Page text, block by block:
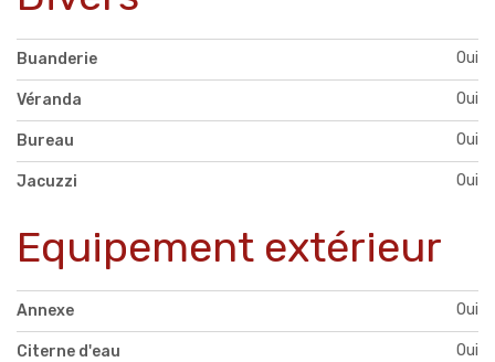
Buanderie Oui
Véranda Oui
Bureau Oui
Jacuzzi Oui
Equipement extérieur
Annexe Oui
Citerne d'eau Oui